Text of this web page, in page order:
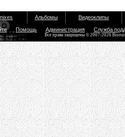
Альбомы Видеоклипы
Помощь Администрация Служба
Все права защищены © 2007-2026